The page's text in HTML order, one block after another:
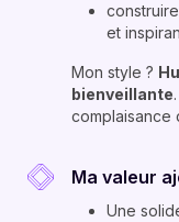
et
Mon style ?
bienveillante
complaisance
Ma valeur
Une